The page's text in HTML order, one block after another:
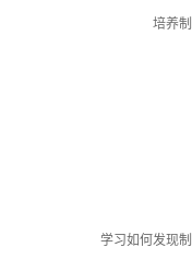
培养
学习如何发现